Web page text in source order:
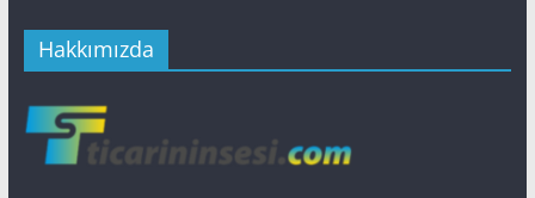
Hakkımızda